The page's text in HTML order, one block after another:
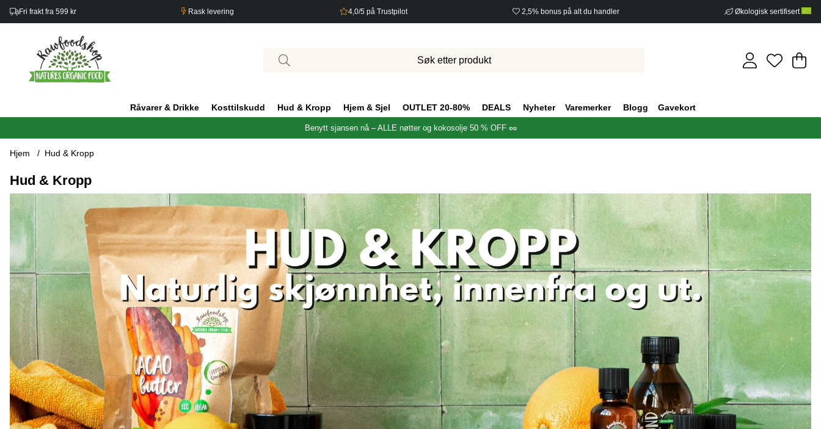
Fri frakt fra 599 kr Rask levering 4,0/5 på Trustpilot 2,5% bonus på alt du handler Økologisk sertifisert
.
Råvarer & Drikke Kosttilskudd Hud & Kropp Hjem & Sjel OUTLET 20-80% DEALS Nyheter Varemerker Blogg Gavekort
Benytt sjansen nå – ALLE nøtter og kokosolje 50 % OFF 🥜
Hjem Hud & Kropp
Hud & Kropp